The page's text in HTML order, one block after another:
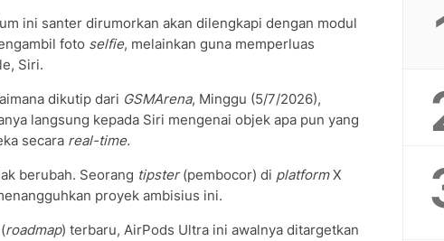
ini santer dirumorkan akan dilengkapi dengan modul
foto selfie, melainkan guna memperluas
Siri.
dikutip dari GSMArena, Minggu (5/7/2026),
langsung kepada Siri mengenai objek apa pun yang
secara real-time.
berubah. Seorang tipster(pembocor) di platformX
proyek ambisius ini.
roadmap) terbaru, AirPods Ultra ini awalnya ditargetkan